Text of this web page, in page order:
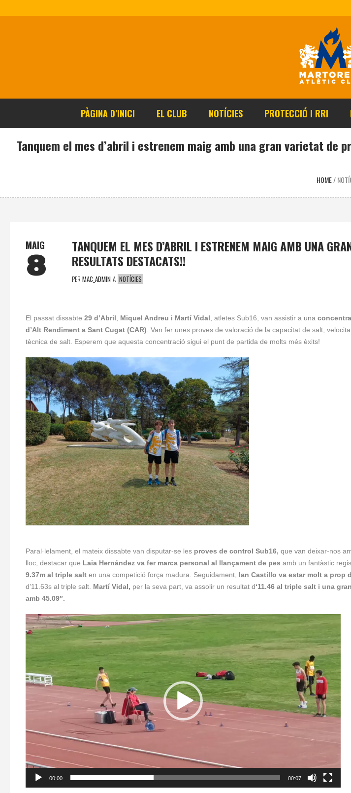
PÀGINA D’INICI EL CLUB NOTÍCIES PROTECCIÓ I RRI
Tanquem el mes d’abril i estrenem maig amb una gran varietat de
HOME/
MAIG
8
TANQUEM EL MES D’ABRIL I ESTRENEM MAIG AMB UNA
RESULTATS DESTACATS!!
PER MAC_ADMIN A NOTÍCIES
El passat dissabte 29 d’Abril, Miquel Andreu i Martí Vidal, atletes Sub16, van assistir a una
d’Alt Rendiment a Sant Cugat (CAR). Van fer unes proves de valoració de la capacitat de salt,
tècnica de salt. Esperem que aquesta concentració sigui el punt de partida de molts més èxits!
Paral·lelament, el mateix dissabte van disputar-se les proves de control Sub16, que van deixar-nos
lloc, destacar que Laia Hernández va fer marca personal al llançament de pes amb un fantàstic
9.37m al triple salt en una competició força madura. Seguidament, Ian Castillo va estar molt a prop
d’11.63s al triple salt. Martí Vidal, per la seva part, va assolir un resultat d‘11.46 al triple salt i una
amb 45.09″.
Reproductor
de
00:00 00:07